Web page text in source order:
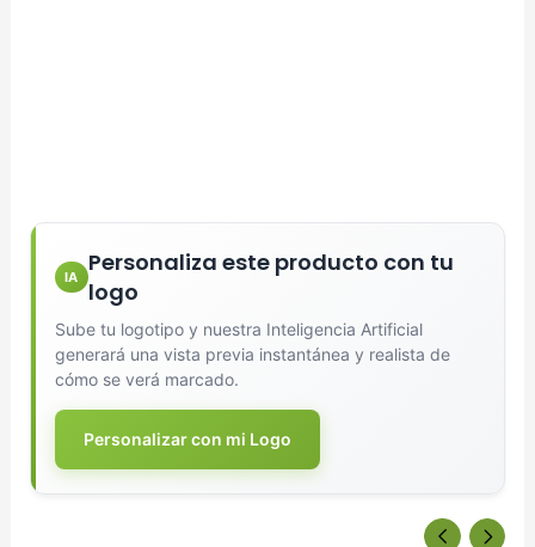
IA
Personaliza este producto con tu
logo
Sube tu logotipo y nuestra Inteligencia Artificial
generará una vista previa instantánea y realista de
cómo se verá marcado.
Personalizar con mi Logo